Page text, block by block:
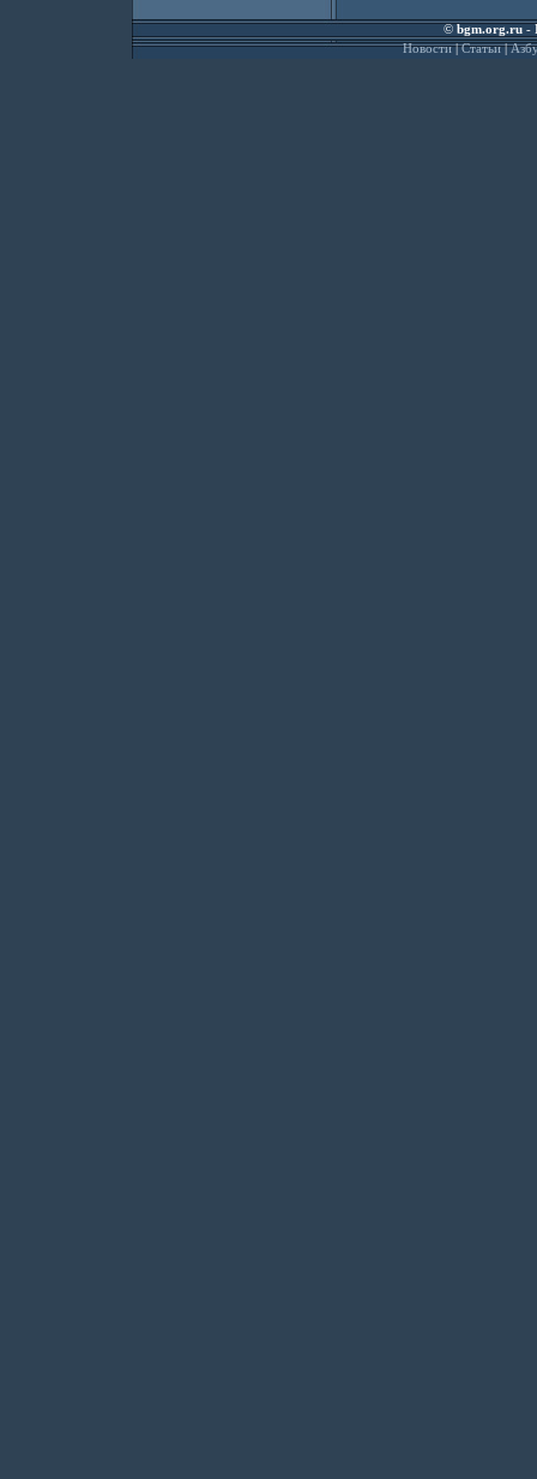
©bgm.org.ru-
Новости|Статьи|